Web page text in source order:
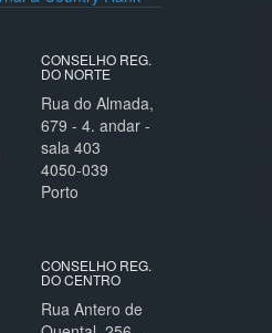
CONSELHO REG.
DO NORTE
Rua do Almada,
679 - 4. andar -
sala 403
4050-039
Porto
CONSELHO REG.
DO CENTRO
Rua Antero de